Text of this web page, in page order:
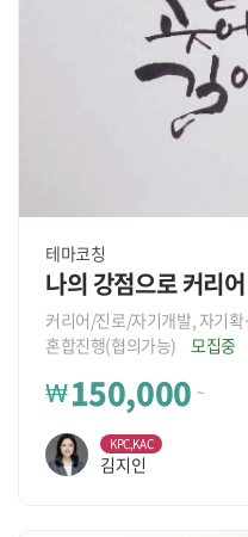
테마코칭
커리어/진로/자기개발, 자기
혼합진행(협의가능)
모집중
₩150,000 ~
KPC,KAC
김지인